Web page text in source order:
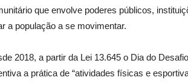
que envolve poderes públicos,
a população a se movimentar.
2018, a partir da Lei 13.645 o Dia do
a prática de “atividades físicas e